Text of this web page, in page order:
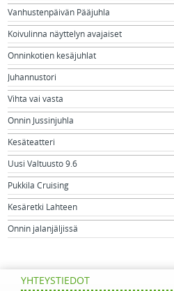
Vanhustenpäivän Pääjuhla
Koivulinna näyttelyn avajaiset
Onninkotien kesäjuhlat
Juhannustori
Vihta vai vasta
Onnin Jussinjuhla
Kesäteatteri
Uusi Valtuusto 9.6
Pukkila Cruising
Kesäretki Lahteen
Onnin jalanjäljissä
YHTEYSTIEDOT